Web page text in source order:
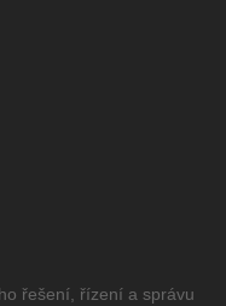
řešení, řízení a správu